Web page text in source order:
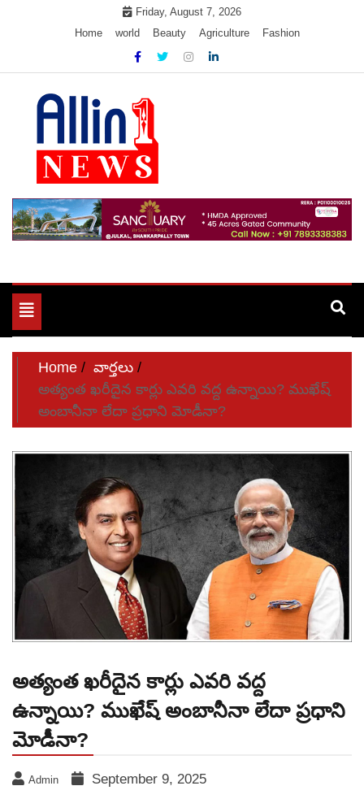
Friday, August 7, 2026
Home
world Beauty Agriculture Fashion
Allin1news
Toggle
navigation
Home
వార్తలు
అత్యంత ఖరీదైన కార్లు ఎవరి వద్ద ఉన్నాయి? ముఖేష్
అంబానీనా లేదా ప్రధాని మోడీనా?
అత్యంత ఖరీదైన కార్లు ఎవరి వద్ద
ఉన్నాయి? ముఖేష్ అంబానీనా లేదా ప్రధాని
మోడీనా?
Admin September 9, 2025